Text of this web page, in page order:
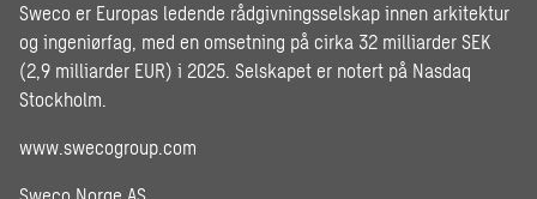
Sweco er Europas ledende rådgivningsselskap innen arkitektur
og ingeniørfag, med en omsetning på cirka 32 milliarder SEK
(2,9 milliarder EUR) i 2025. Selskapet er notert på Nasdaq
Stockholm.
www.swecogroup.com